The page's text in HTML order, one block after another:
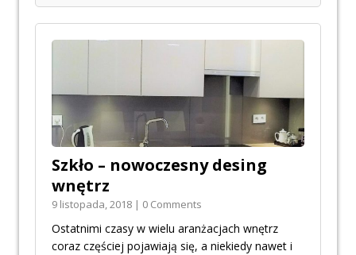
Szkło – nowoczesny desing
wnętrz
9 listopada, 2018 | 0 Comments
Ostatnimi czasy w wielu aranżacjach wnętrz
coraz częściej pojawiają się, a niekiedy nawet i